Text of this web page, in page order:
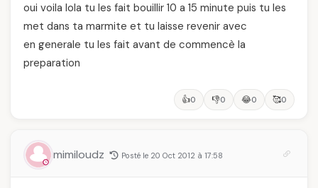
oui voila lola tu les fait bouillir 10 a 15 minute puis tu les
met dans ta marmite et tu laisse revenir avec
en generale tu les fait avant de commencè la
preparation
👍0 👎0 😂0 🥰0
mimiloudz Posté le 20 Oct 2012 à 17:58